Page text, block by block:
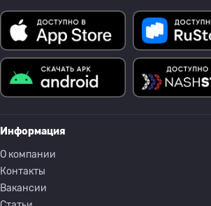
Информация
О компании
Контакты
Вакансии